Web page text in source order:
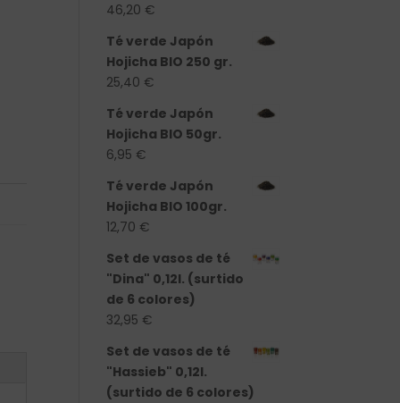
46,20 €
Té verde Japón
Hojicha BIO 250 gr.
25,40 €
Té verde Japón
Hojicha BIO 50gr.
6,95 €
Té verde Japón
Hojicha BIO 100gr.
12,70 €
Set de vasos de té
"Dina" 0,12l. (surtido
de 6 colores)
32,95 €
Set de vasos de té
"Hassieb" 0,12l.
(surtido de 6 colores)